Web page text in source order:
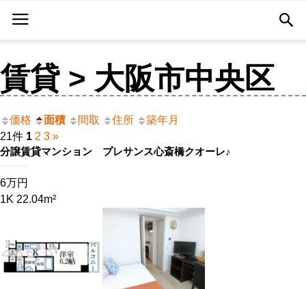
賃貸 > 大阪市中央区
価格 面積 間取 住所
築年月
21件 1 2 3 »
分譲賃貸マンション プレサンス心斎橋クオーレ♪
6万円
1K 22.04m²